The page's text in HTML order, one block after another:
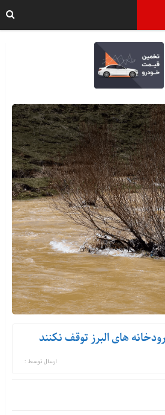
های البرز توقف نکنند
ارسال توسط :